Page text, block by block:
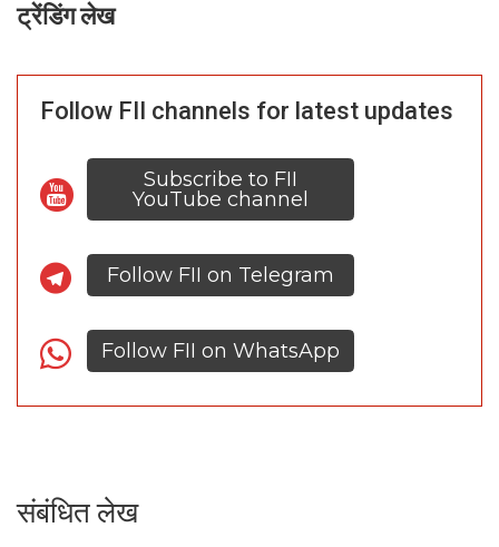
ट्रेंडिंग लेख
Follow FII channels for latest updates
Subscribe to FII
YouTube channel
Follow FII on Telegram
Follow FII on WhatsApp
संबंधित लेख